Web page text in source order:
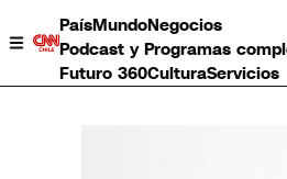
PaísMundoNegocios
Podcast y Programas
Futuro 360CulturaServicios